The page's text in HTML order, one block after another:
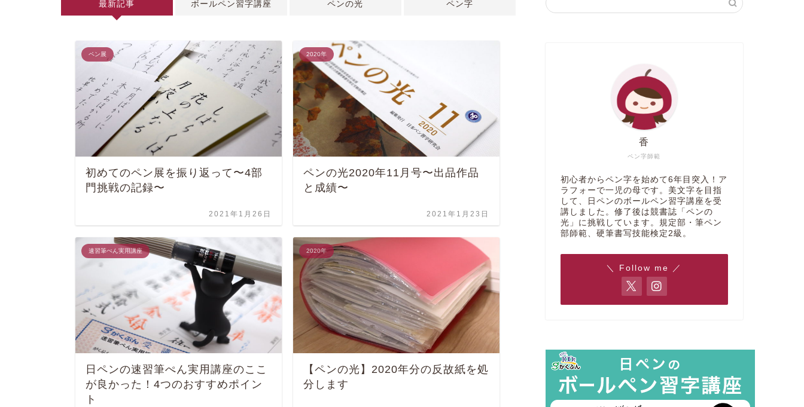
最新記事 ボールペン習字講座 ペンの光 ペン字
ペン展
初めてのペン展を振り返って〜4部
門挑戦の記録〜
2021年1月26日
2020年
ペンの光2020年11月号〜出品作品
と成績〜
2021年1月23日
速習筆ぺん実用講座
日ペンの速習筆ぺん実用講座のここ
が良かった！4つのおすすめポイン
ト
2020年
【ペンの光】2020年分の反故紙を処
分します
日ペンのボールペン習字講座を修了
すれば硬筆検定3級合格は可能か？
2020年12月10日
【日ペン】ボールペン習字講座修了
後の進路について考える
ペン字師範
香
初心者からペン字を始めて6年目突入！ア
ラフォーで一児の母です。美文字を目指
して、日ペンのボールペン習字講座を受
講しました。修了後は競書誌「ペンの
光」に挑戦しています。規定部・筆ペン
部師範、硬筆書写技能検定2級。
＼ Follow me ／